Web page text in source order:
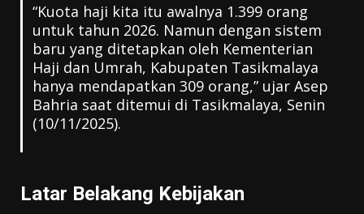
“Kuota haji kita itu awalnya 1.399 orang
untuk tahun 2026. Namun dengan sistem
baru yang ditetapkan oleh Kementerian
Haji dan Umrah, Kabupaten Tasikmalaya
hanya mendapatkan 309 orang,” ujar Asep
Bahria saat ditemui di Tasikmalaya, Senin
(10/11/2025).
Latar Belakang Kebijakan